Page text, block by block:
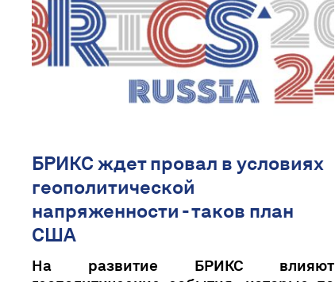
БРИКС ждет провал в условиях
геополитической
напряженности - таков план
США
На развитие БРИКС влияют